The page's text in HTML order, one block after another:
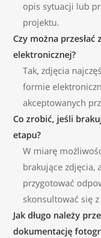
opis sytuacji lub
projektu.
Czy można
elektronicznej?
Tak, zdjęcia
formie
akceptowanych
Co zrobić, jeśli
etapu?
W miarę
brakujące zdjęcia,
przygotować
skonsultować się
Jak długo należy
dokumentację